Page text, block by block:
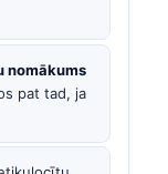
nomākums
pat tad, ja